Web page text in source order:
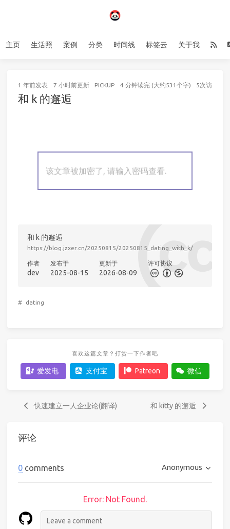
主页 生活照 案例 分类 时间线 标签云 关于我
1 年前发表 7 小时前更新 PICKUP 4 分钟读完 (大约531个字) 5次访问
和 k 的邂逅
该文章被加密了, 请输入密码查看.
和 k 的邂逅
https://blog.jzxer.cn/20250815/20250815_dating_with_k/
作者
dev
发布于
2025-08-15
更新于
2026-08-09
许可协议
# dating
喜欢这篇文章？打赏一下作者吧
爱发电 支付宝 Patreon 微信
快速建立一人企业论(翻译) 和 kitty 的邂逅
评论
0 comments Anonymous
Error: Not Found.